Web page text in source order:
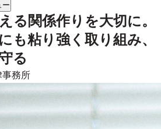
ー
る関係作りを大切に。
も粘り強く取り組み、
る
事務所